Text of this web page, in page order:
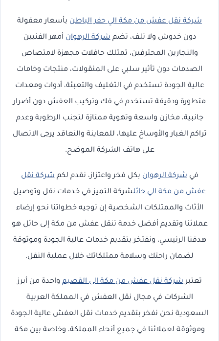
شركة نقل عفش من مكة الي حفر الباطن بأسعار معقولة
دون خدوش ولا تلف، تضمشركة الرهوان أمهر الفنيين
والنجارين المحترفين، تمتلك حافلات مجهزة لامتصاص
الصدمات دون تأثير سلبي على المنقولات، منتجات وخامات
عالية الجودة تستخدم في التغليف والتعبئة، أدوات ومعدات
متطورة ودقيقة تستخدم في فك وتركيب العفش دون أضرار
جانبية، مخازن واسعة وتهوية ممتازة لتجنب الرطوبة وعدم
تراكم الغبار والأوساخ عليها، للمعاينة والتعاقد يرجى الاتصال
على هاتف الشركة الموضح.
فيشركة الرهوان بكل فخر واعتزاز، نقدم لكمشركة نقل
عفش من مكة الي حائلشركة التميز في خدمات نقل وتوصيل
الأثاث والممتلكات الشخصية إن توجيه خطواتنا نحو إرضاء
عملائنا وتقديم أفضل خدمة تنقل عفش من مكة إلى حائل هو
هدفنا الرئيسي، ونفتخر بتقديم خدمات عالية الجودة وموثوقة
لضمان راحتك وسلامة ممتلكاتك خلال عملية النقل.
تعتبر شركة نقل عفش من مكة الى القصيم واحدة من أبرز
الشركات في مجال نقل العفش في المملكة العربية
السعودية نحن نفخر بتقديم خدمات نقل العفش عالية الجودة
وموثوقة لعملائنا في جميع أنحاء المملكة، وخاصة بين مكة